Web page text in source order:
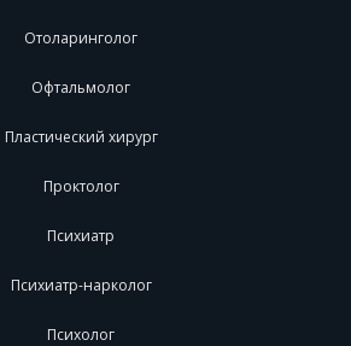
Отоларинголог
Офтальмолог
Пластический хирург
Проктолог
Психиатр
Психиатр-нарколог
Психолог